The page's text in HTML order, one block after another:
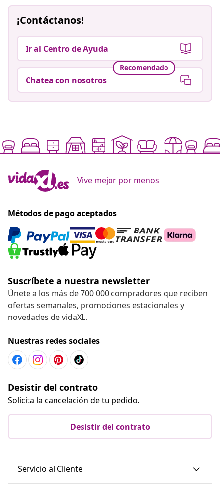
¡Contáctanos!
Ir al Centro de Ayuda
Recomendado
Chatea con nosotros
Vive mejor por menos
Métodos de pago aceptados
Suscríbete a nuestra newsletter
Únete a los más de 700 000 compradores que reciben
ofertas semanales, promociones estacionales y
novedades de vidaXL.
Nuestras redes sociales
Desistir del contrato
Solicita la cancelación de tu pedido.
Desistir del contrato
Servicio al Cliente